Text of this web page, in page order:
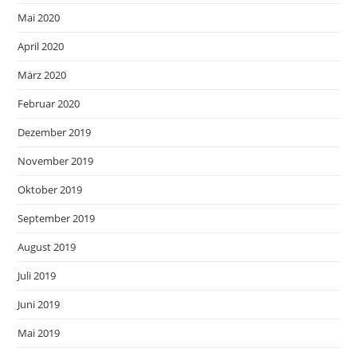
Mai 2020
April 2020
März 2020
Februar 2020
Dezember 2019
November 2019
Oktober 2019
September 2019
August 2019
Juli 2019
Juni 2019
Mai 2019